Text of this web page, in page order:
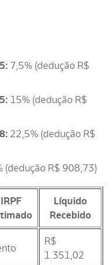
7,5% (dedução R$
15% (dedução R$
22,5% (dedução R$
(dedução R$ 908,73)
IRPF
Líquido
Recebido
R$
1.351,02